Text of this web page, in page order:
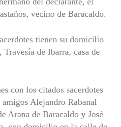
vecino de Baracaldo.
tienen su domicilio
de Ibarra, casa de
con los citados sacerdotes
amigos Alejandro Rabanal
Arana de Baracaldo y José